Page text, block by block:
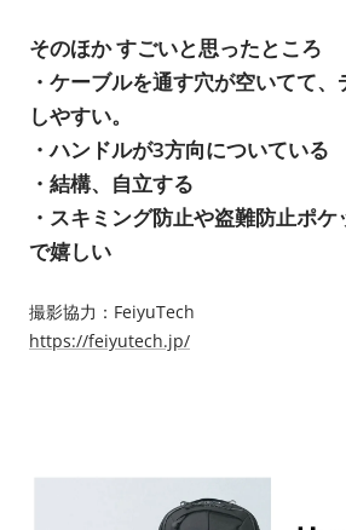
そのほか すごいと思ったところ
・ケーブルを通す穴が空いてて
しやすい。
・ハンドルが3方向についている
・結構、自立する
・スキミング防止や盗難防止ポ
で嬉しい
撮影協力：FeiyuTech
https://feiyutech.jp/